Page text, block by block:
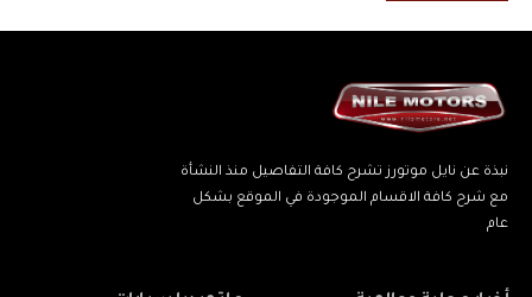
نبذة عن نايل موتورز تشرح كافة التفاصيل منذ النشأة
مع شرح كافة الاقسام الموجودة في الموقع بشكل
عام